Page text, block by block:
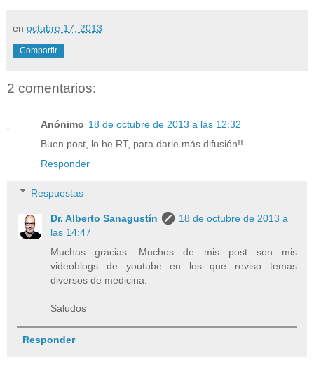
en octubre 17, 2013
Compartir
2 comentarios:
Anónimo 18 de octubre de 2013 a las 12:32
Buen post, lo he RT, para darle más difusión!!
Responder
Respuestas
Dr. Alberto Sanagustín
18 de octubre de 2013 a
las 14:47
Muchas gracias. Muchos de mis post son mis
videoblogs de youtube en los que reviso temas
diversos de medicina.
Saludos
Responder